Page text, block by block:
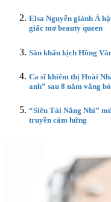
Elsa Nguyễn giành Á
giấc mơ beauty queen
Sân khấu kịch Hồng
Ca sĩ khiếm thị Hoài
anh” sau 8 năm vắng
“Siêu Tài Năng Nhí”
truyền cảm hứng